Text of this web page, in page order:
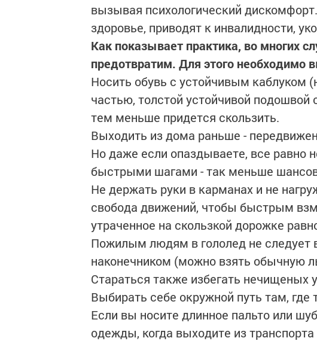
вызывая психологический
здоровье, приводят к инвалидности,
Как показывает практика, во многих
предотвратим. Для этого необходимо
Носить обувь с устойчивым каблуком
частью, толстой устойчивой
тем меньше придется скользить.
Выходить из дома раньше -
Но даже если опаздываете, все равно
быстрыми шагами - так меньше шансов
Не держать руки в карманах и не
свобода движений, чтобы быстрым
утраченное на скользкой дорожке
Пожилым людям в гололед не следует
наконечником (можно взять обычную
Стараться также избегать
Выбирать себе окружной путь там,
Если вы носите длинное пальто или
одежды, когда выходите из